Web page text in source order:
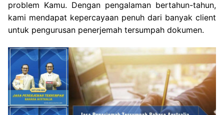
problem Kamu. Dengan pengalaman bertahun-tahun,
kami mendapat kepercayaan penuh dari banyak client
untuk pengurusan penerjemah tersumpah dokumen.